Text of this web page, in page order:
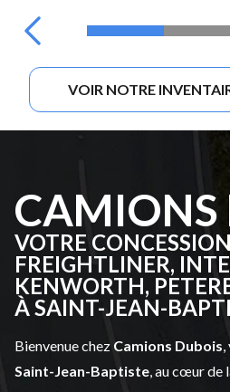
VOIR NOTRE
CAMIONS
VOTRE
FREIGHTLINER,
KENWORTH,
À SAINT-JEAN-
Bienvenue chez Camions Dubois
Saint-Jean-Baptiste , au cœur de